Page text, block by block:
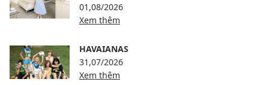
01,08/2026
Xem thêm
HAVAIANAS
31,07/2026
Xem thêm